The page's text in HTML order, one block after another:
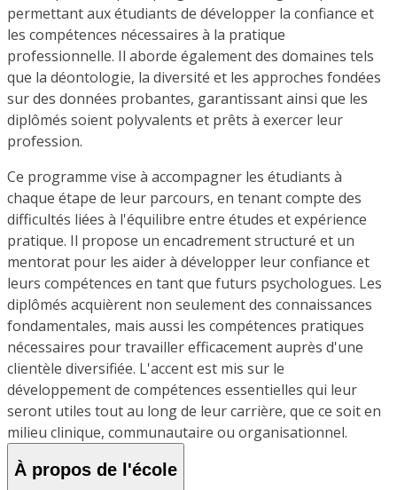
permettant aux étudiants de développer la confiance et
les compétences nécessaires à la pratique
professionnelle. Il aborde également des domaines tels
que la déontologie, la diversité et les approches fondées
sur des données probantes, garantissant ainsi que les
diplômés soient polyvalents et prêts à exercer leur
profession.
Ce programme vise à accompagner les étudiants à
chaque étape de leur parcours, en tenant compte des
difficultés liées à l'équilibre entre études et expérience
pratique. Il propose un encadrement structuré et un
mentorat pour les aider à développer leur confiance et
leurs compétences en tant que futurs psychologues. Les
diplômés acquièrent non seulement des connaissances
fondamentales, mais aussi les compétences pratiques
nécessaires pour travailler efficacement auprès d'une
clientèle diversifiée. L'accent est mis sur le
développement de compétences essentielles qui leur
seront utiles tout au long de leur carrière, que ce soit en
milieu clinique, communautaire ou organisationnel.
À propos de l'école